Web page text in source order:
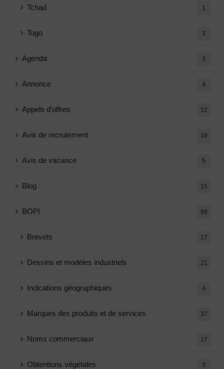
Tchad 1
Togo 3
Agenda 3
Annonce 4
Appels d'offres 12
Avis de recrutement 18
Avis de vacance 5
Blog 15
BOPI 99
Brevets 17
Dessins et modèles industriels 21
Indications géographiques 4
Marques des produits et de services 37
Noms commerciaux 17
Obtentions végétales 3